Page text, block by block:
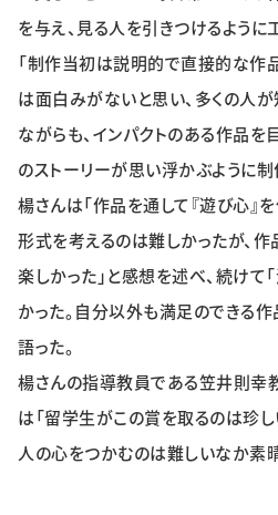
を与え、見る人を引きつけるように
「制作当初は説明的で直接的な作
は面白みがないと思い、多くの人
ながらも、インパクトのある作品
のストーリーが思い浮かぶように制
楊さんは「作品を通して『遊び心』
形式を考えるのは難しかったが、
楽しかった」と感想を述べ、続けて
かった。自分以外も満足のできる
語った。
楊さんの指導教員である笠井則幸教
は「留学生がこの賞を取るのは珍
人の心をつかむのは難しいなか素晴